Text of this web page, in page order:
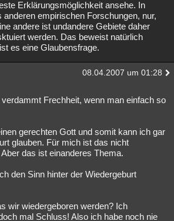
Erklärungsmöglichkeit ansehe. In
anderen empirischen Forschungen, nur,
andere ist undandere Gebiete daher
werden. Das beweist natürlich
es eine Glaubensfrage.
08.04.2007 um 01:28
Frechheit, wenn man einfach so
gerechten Gott und somit kann ich gar
glauben. Für mich ist das nicht
das ist einanderes Thema.
den Sinn hinter der Wiedergeburt
wir wiedergeboren werden? Ich
mal Schluss! Also ich habe noch nie